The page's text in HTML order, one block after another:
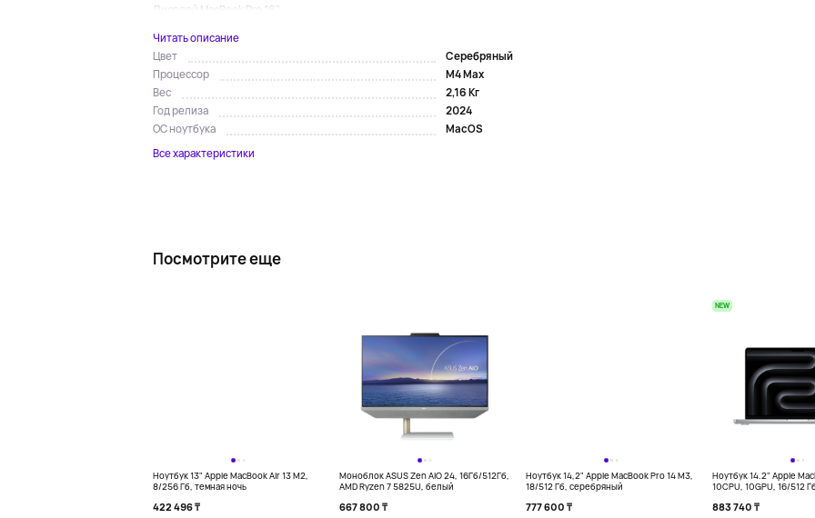
Дисплей MacBook Pro 16"...
Читать описание
Цвет
Серебряный
Процессор
M4 Max
Вес
2,16 Кг
Год релиза
2024
ОС ноутбука
MacOS
Все характеристики
Посмотрите еще
Ноутбук 13" Apple MacBook Air 13 M2,
8/256 Гб, темная ночь
422 496 ₸
Моноблок ASUS Zen AiO 24, 16Гб/512Гб,
AMD Ryzen 7 5825U, белый
667 800 ₸
Ноутбук 14,2" Apple MacBook Pro 14 M3,
18/512 Гб, серебряный
777 600 ₸
NEW
Ноутбук 14.2" Apple
10CPU, 10GPU, 16/512
883 740 ₸